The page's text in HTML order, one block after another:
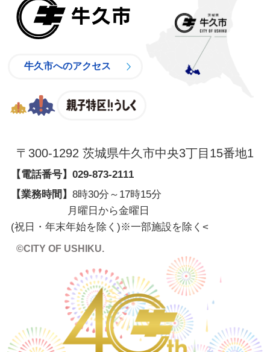
牛久市へのアクセス
〒300-1292 茨城県牛久市中央3丁目15番地1
【電話番号】 029-873-2111
【業務時間】 8時30分～17時15分
月曜日から金曜日
(祝日・年末年始を除く)※一部施設を除く <
©CITY OF USHIKU.